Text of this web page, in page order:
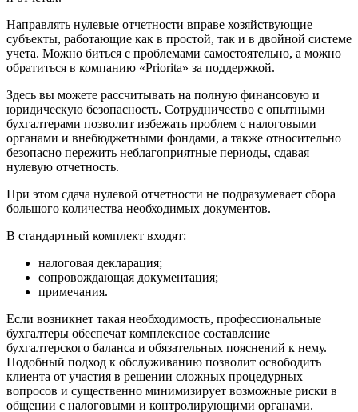
Направлять нулевые отчетности вправе хозяйствующие
субъекты, работающие как в простой, так и в двойной системе
учета. Можно биться с проблемами самостоятельно, а можно
обратиться в компанию «Priorita» за поддержкой.
Здесь вы можете рассчитывать на полную финансовую и
юридическую безопасность. Сотрудничество с опытными
бухгалтерами позволит избежать проблем с налоговыми
органами и внебюджетными фондами, а также относительно
безопасно пережить неблагоприятные периоды, сдавая
нулевую отчетность.
При этом сдача нулевой отчетности не подразумевает сбора
большого количества необходимых документов.
В стандартный комплект входят:
налоговая декларация;
сопровождающая документация;
примечания.
Если возникнет такая необходимость, профессиональные
бухгалтеры обеспечат комплексное составление
бухгалтерского баланса и обязательных пояснений к нему.
Подобный подход к обслуживанию позволит освободить
клиента от участия в решении сложных процедурных
вопросов и существенно минимизирует возможные риски в
общении с налоговыми и контролирующими органами.